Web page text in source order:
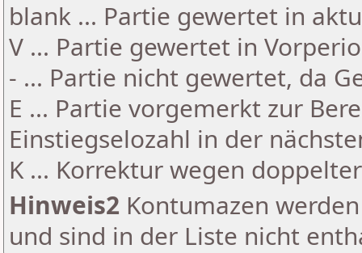
blank ... Partie gewertet in
V ... Partie gewertet in
- ... Partie nicht gewertet, da
E ... Partie vorgemerkt zur
Einstiegselozahl in der
K ... Korrektur wegen
Hinweis2 Kontumazen
und sind in der Liste nicht